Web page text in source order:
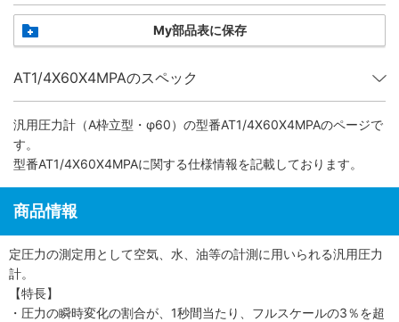
My部品表に保存
AT1/4X60X4MPAのスペック
汎用圧力計（A枠立型・φ60） の型番AT1/4X60X4MPAのページで
す。
型番AT1/4X60X4MPAに関する仕様情報を記載しております。
商品情報
定圧力の測定用として空気、水、油等の計測に用いられる汎用圧力
計。
【特長】
・圧力の瞬時変化の割合が、1秒間当たり、フルスケールの3％を超